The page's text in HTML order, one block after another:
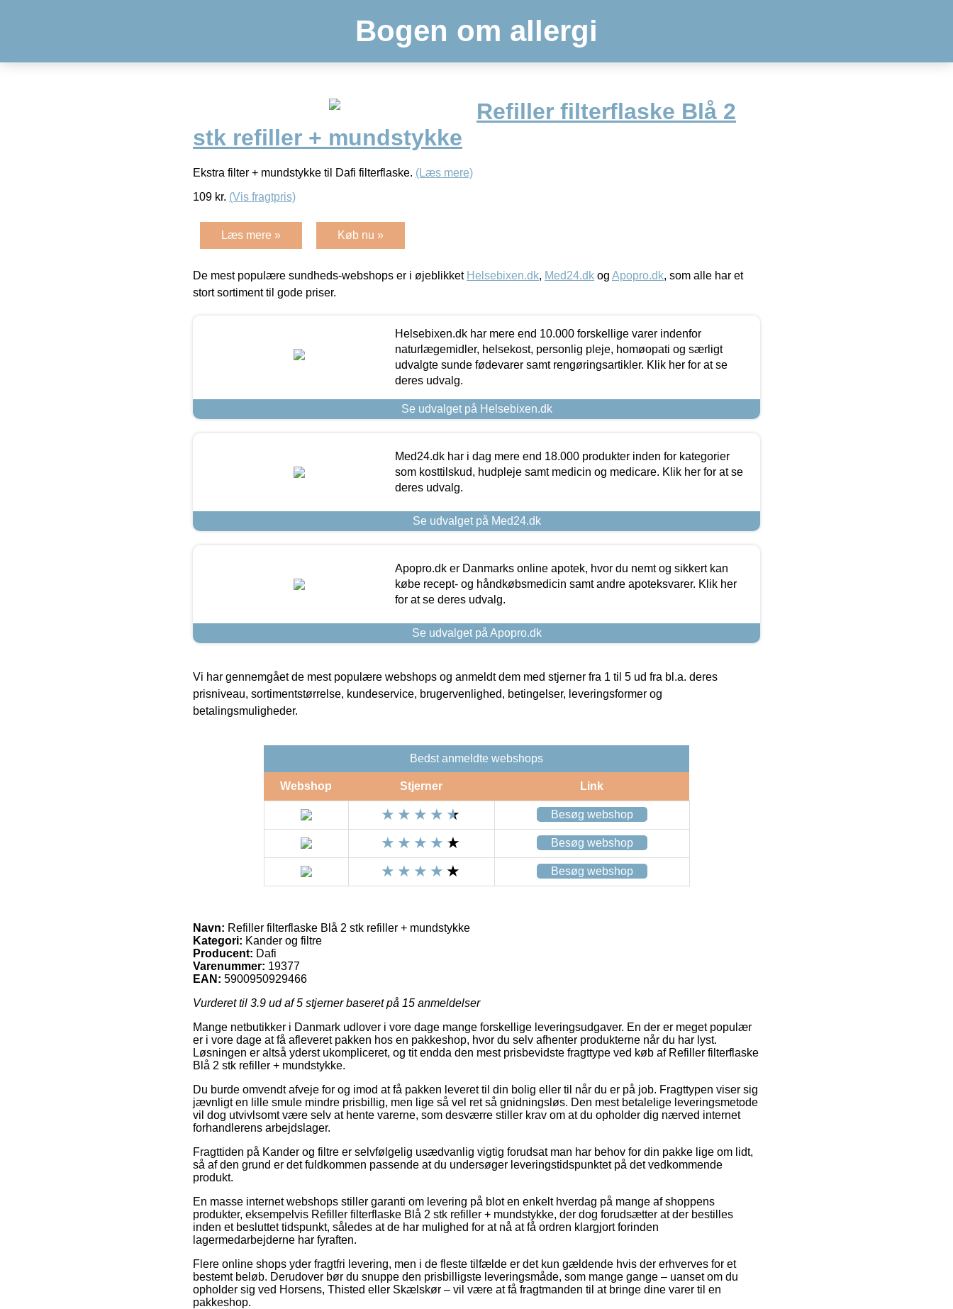
Bogen om allergi
Refiller filterflaske Blå 2
stk refiller + mundstykke
Ekstra filter + mundstykke til Dafi filterflaske. (Læs mere)
109 kr. (Vis fragtpris)
Læs mere » Køb nu »
De mest populære sundheds-webshops er i øjeblikket Helsebixen.dk, Med24.dk og Apopro.dk, som alle har et
stort sortiment til gode priser.
Helsebixen.dk har mere end 10.000 forskellige varer indenfor
naturlægemidler, helsekost, personlig pleje, homøopati og særligt
udvalgte sunde fødevarer samt rengøringsartikler. Klik her for at se
deres udvalg.
Se udvalget på Helsebixen.dk
Med24.dk har i dag mere end 18.000 produkter inden for kategorier
som kosttilskud, hudpleje samt medicin og medicare. Klik her for at se
deres udvalg.
Se udvalget på Med24.dk
Apopro.dk er Danmarks online apotek, hvor du nemt og sikkert kan
købe recept- og håndkøbsmedicin samt andre apoteksvarer. Klik her
for at se deres udvalg.
Se udvalget på Apopro.dk
Vi har gennemgået de mest populære webshops og anmeldt dem med stjerner fra 1 til 5 ud fra bl.a. deres
prisniveau, sortimentstørrelse, kundeservice, brugervenlighed, betingelser, leveringsformer og
betalingsmuligheder.
Bedst anmeldte webshops
Webshop Stjerner Link
Besøg webshop
Besøg webshop
Besøg webshop
Navn: Refiller filterflaske Blå 2 stk refiller + mundstykke
Kategori: Kander og filtre
Producent: Dafi
Varenummer: 19377
EAN: 5900950929466
Vurderet til 3.9 ud af 5 stjerner baseret på 15 anmeldelser
Mange netbutikker i Danmark udlover i vore dage mange forskellige leveringsudgaver. En der er meget populær
er i vore dage at få afleveret pakken hos en pakkeshop, hvor du selv afhenter produkterne når du har lyst.
Løsningen er altså yderst ukompliceret, og tit endda den mest prisbevidste fragttype ved køb af Refiller filterflaske
Blå 2 stk refiller + mundstykke.
Du burde omvendt afveje for og imod at få pakken leveret til din bolig eller til når du er på job. Fragttypen viser sig
jævnligt en lille smule mindre prisbillig, men lige så vel ret så gnidningsløs. Den mest betalelige leveringsmetode
vil dog utvivlsomt være selv at hente varerne, som desværre stiller krav om at du opholder dig nærved internet
forhandlerens arbejdslager.
Fragttiden på Kander og filtre er selvfølgelig usædvanlig vigtig forudsat man har behov for din pakke lige om lidt,
så af den grund er det fuldkommen passende at du undersøger leveringstidspunktet på det vedkommende
produkt.
En masse internet webshops stiller garanti om levering på blot en enkelt hverdag på mange af shoppens
produkter, eksempelvis Refiller filterflaske Blå 2 stk refiller + mundstykke, der dog forudsætter at der bestilles
inden et besluttet tidspunkt, således at de har mulighed for at nå at få ordren klargjort forinden
lagermedarbejderne har fyraften.
Flere online shops yder fragtfri levering, men i de fleste tilfælde er det kun gældende hvis der erhverves for et
bestemt beløb. Derudover bør du snuppe den prisbilligste leveringsmåde, som mange gange – uanset om du
opholder sig ved Horsens, Thisted eller Skælskør – vil være at få fragtmanden til at bringe dine varer til en
pakkeshop.